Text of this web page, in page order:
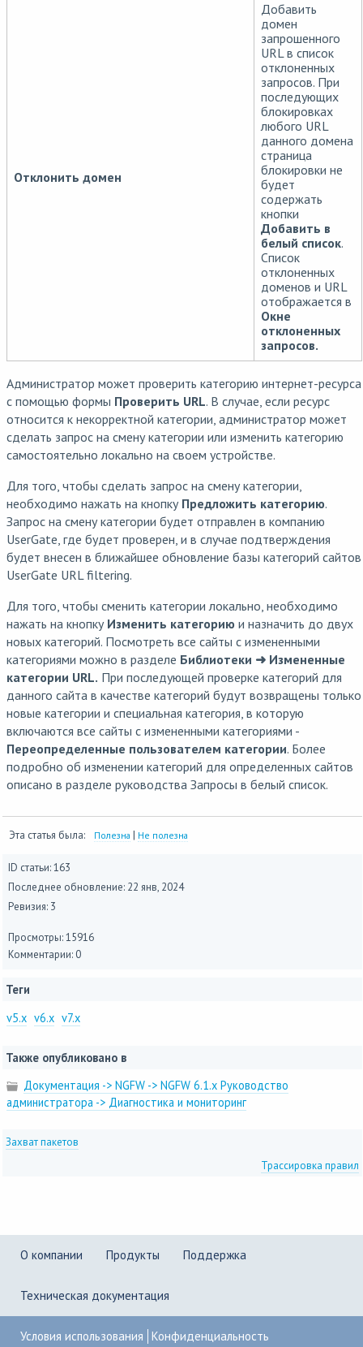
Отклонить домен
Добавить
домен
запрошенного
URL в список
отклоненных
запросов. При
последующих
блокировках
любого URL
данного домена
страница
блокировки не
будет
содержать
кнопки
Добавить в
белый список.
Список
отклоненных
доменов и URL
отображается в
Окне
отклоненных
запросов.
Администратор может проверить категорию интернет-ресурса
с помощью формы Проверить URL. В случае, если ресурс
относится к некорректной категории, администратор может
сделать запрос на смену категории или изменить категорию
самостоятельно локально на своем устройстве.
Для того, чтобы сделать запрос на смену категории,
необходимо нажать на кнопку Предложить категорию.
Запрос на смену категории будет отправлен в компанию
UserGate, где будет проверен, и в случае подтверждения
будет внесен в ближайшее обновление базы категорий сайтов
UserGate URL filtering.
Для того, чтобы сменить категории локально, необходимо
нажать на кнопку Изменить категорию и назначить до двух
новых категорий. Посмотреть все сайты с измененными
категориями можно в разделе Библиотеки ➜ Измененные
категории URL. При последующей проверке категорий для
данного сайта в качестве категорий будут возвращены только
новые категории и специальная категория, в которую
включаются все сайты с измененными категориями -
Переопределенные пользователем категории. Более
подробно об изменении категорий для определенных сайтов
описано в разделе руководства Запросы в белый список.
Эта статья была: Полезна | Не полезна
ID статьи: 163
Последнее обновление: 22 янв, 2024
Ревизия: 3
Просмотры: 15916
Комментарии: 0
Теги
v5.x v6.x v7.x
Также опубликовано в
Документация -> NGFW -> NGFW 6.1.x Руководство
администратора -> Диагностика и мониторинг
Захват пакетов
Трассировка правил
О компании Продукты Поддержка
Техническая документация
Условия использования Конфиденциальность